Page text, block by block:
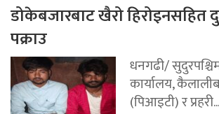
डोकेबजारबाट खैरो हिरोइनसहित
पक्राउ
धनगढी/ सुदुरपश्चिम
कार्यालय,
(पिआइटी) र प्रहरी...